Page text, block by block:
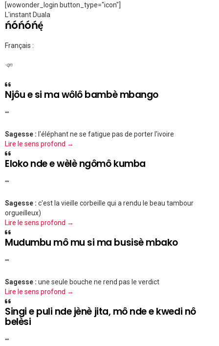
[wowonder_login button_type="icon"]
L'instant Duala
ńóńóńę́
Français :
-qn
Njôu e si ma wôlô bambè mbango
""
Sagesse : l'éléphant ne se fatigue pas de porter l'ivoire
Lire le sens profond →
Eloko nde e wèlè ngômô kumba
""
Sagesse : c'est la vieille corbeille qui a rendu le beau tambour
orgueilleux)
Lire le sens profond →
Mudumbu mô mu si ma busisè mbako
""
Sagesse : une seule bouche ne rend pas le verdict
Lire le sens profond →
Singi e puli nde jènè jita, mô nde e kwedi nô
belèsi
""